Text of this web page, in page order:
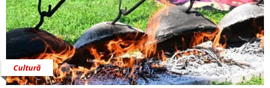
Cultură